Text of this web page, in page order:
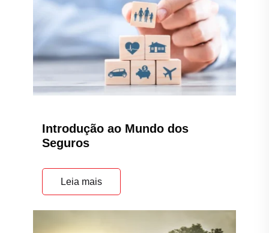
Introdução ao Mundo dos
Seguros
Leia mais